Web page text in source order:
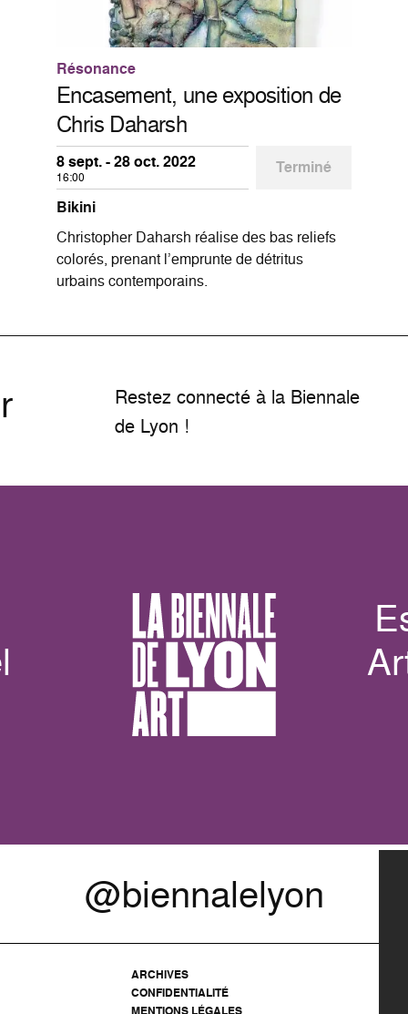
Résonance
Encasement, une exposition de
Chris Daharsh
8 sept. - 28 oct. 2022
16:00
Terminé
Bikini
Christopher Daharsh réalise des bas reliefs
colorés, prenant l’emprunte de détritus
urbains contemporains.
Restez connecté à la Biennale
de Lyon !
@biennalelyon
ARCHIVES
CONFIDENTIALITÉ